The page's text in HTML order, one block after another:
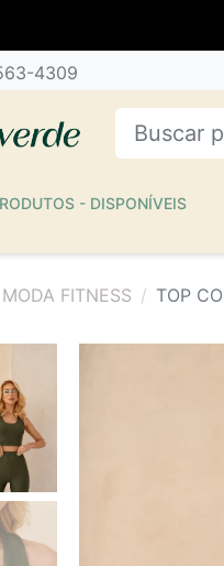
4309
- DISPONÍVEIS
MODA FITNESS TOP